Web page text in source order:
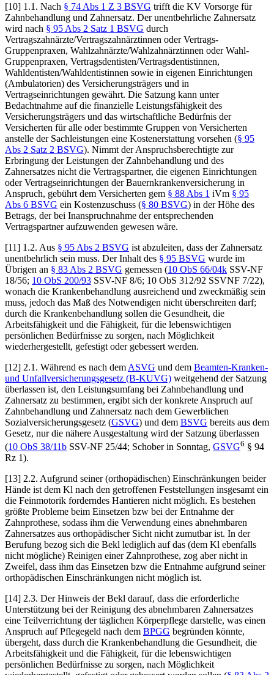
[10] 1.1. Nach § 74 Abs 1 Z 3 BSVG trifft die KV Vorsorge für
Zahnbehandlung und Zahnersatz. Der unentbehrliche Zahnersatz
wird nach § 95 Abs 2 Satz 1 BSVG durch
Vertragszahnärzte/Vertragszahnärztinnen oder Vertrags-
Gruppenpraxen, Wahlzahnärzte/Wahlzahnärztinnen oder Wahl-
Gruppenpraxen, Vertragsdentisten/Vertragsdentistinnen,
Wahldentisten/Wahldentistinnen sowie in eigenen Einrichtungen
(Ambulatorien) des Versicherungsträgers und in
Vertragseinrichtungen gewährt. Die Satzung kann unter
Bedachtnahme auf die finanzielle Leistungsfähigkeit des
Versicherungsträgers und das wirtschaftliche Bedürfnis der
Versicherten für alle oder bestimmte Gruppen von Versicherten
anstelle der Sachleistungen eine Kostenerstattung vorsehen (§ 95
Abs 2 Satz 2 BSVG). Nimmt der Anspruchsberechtigte zur
Erbringung der Leistungen der Zahnbehandlung und des
Zahnersatzes nicht die Vertragspartner, die eigenen Einrichtungen
oder Vertragseinrichtungen der Bauernkrankenversicherung in
Anspruch, gebührt dem Versicherten gem § 88 Abs 1 iVm § 95
Abs 6 BSVG ein Kostenzuschuss (§ 80 BSVG) in der Höhe des
Betrags, der bei Inanspruchnahme der entsprechenden
Vertragspartner aufzuwenden gewesen wäre.
[11] 1.2. Aus § 95 Abs 2 BSVG ist abzuleiten, dass der Zahnersatz
unentbehrlich sein muss. Der Inhalt des § 95 BSVG wurde im
Übrigen an § 83 Abs 2 BSVG gemessen (10 ObS 66/04k SSV-NF
18/56; 10 ObS 200/93 SSV-NF 8/6; 10 ObS 312/92 SSVNF 7/22),
wonach die Krankenbehandlung ausreichend und zweckmäßig sein
muss, jedoch das Maß des Notwendigen nicht überschreiten darf;
durch die Krankenbehandlung sollen die Gesundheit, die
Arbeitsfähigkeit und die Fähigkeit, für die lebenswichtigen
persönlichen Bedürfnisse zu sorgen, nach Möglichkeit
wiederhergestellt, gefestigt oder gebessert werden.
[12] 2.1. Während es nach dem ASVG und dem Beamten-Kranken-
und Unfallversicherungsgesetz (B-KUVG) weitgehend der Satzung
überlassen ist, den Leistungsumfang bei Zahnbehandlung und
Zahnersatz zu bestimmen, ergibt sich der konkrete Anspruch auf
Zahnbehandlung und Zahnersatz nach dem Gewerblichen
Sozialversicherungsgesetz (GSVG) und dem BSVG bereits aus dem
Gesetz, nur die nähere Ausgestaltung wird der Satzung überlassen
(10 ObS 38/11b SSV-NF 25/44; Schober in Sonntag, GSVG6 § 94
Rz 1).
[13] 2.2. Aufgrund seiner (orthopädischen) Einschränkungen beider
Hände ist dem Kl nach den getroffenen Feststellungen insgesamt ein
die Feinmotorik forderndes Hantieren nicht möglich. Es bestehen
größte Probleme beim Einsetzen bzw bei der Entnahme der
Zahnprothese, sodass ihm die Verwendung eines abnehmbaren
Zahnersatzes aus orthopädischer Sicht nicht zumutbar ist. In der
Berufung bezog sich die Bekl lediglich auf das (dem Kl ebenfalls
nicht mögliche) Reinigen einer Zahnprothese, zog aber nicht in
Zweifel, dass ihm das Einsetzen bzw die Entnahme aufgrund seiner
orthopädischen Einschränkungen nicht möglich ist.
[14] 2.3. Der Hinweis der Bekl darauf, dass die erforderliche
Unterstützung bei der Reinigung des abnehmbaren Zahnersatzes
eine Teilverrichtung der täglichen Körperpflege darstelle, was einen
Anspruch auf Pflegegeld nach dem BPGG begründen könnte,
übergeht, dass durch die Krankenbehandlung die Gesundheit, die
Arbeitsfähigkeit und die Fähigkeit, für die lebenswichtigen
persönlichen Bedürfnisse zu sorgen, nach Möglichkeit